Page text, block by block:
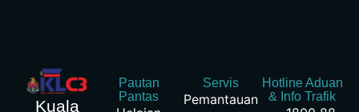
Kuala
Pautan
Pantas
Servis
Pemantauan
Hotline Aduan
& Info Trafik